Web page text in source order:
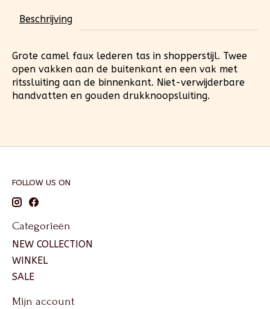
Beschrijving
Grote camel faux lederen tas in shopperstijl. Twee
open vakken aan de buitenkant en een vak met
ritssluiting aan de binnenkant. Niet-verwijderbare
handvatten en gouden drukknoopsluiting.
FOLLOW US ON
Categorieën
NEW COLLECTION
WINKEL
SALE
Mijn account